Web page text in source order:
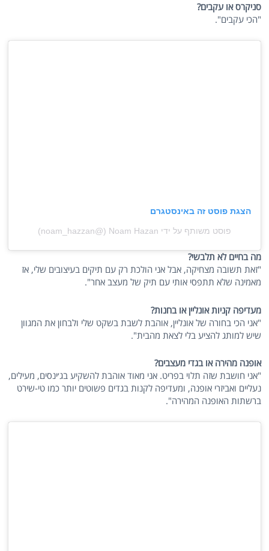
סניקרס או עקבים?
"הכי עקבים".
הצגת פוסט זה באינסטגרם
פוסט משותף על ידי ‏‎Noam Hazan‎‏ (@‏‎noam_hazzan‎‏)
מה בחיים לא תלבשי?
"זאת תשובה מצחיקה, אבל אני הולכת רק עם תיקים בעיצובים שלי, אז
מאמינה שלא תתפסי אותי עם תיק של מעצב אחר".
מעדיפה קניות אונליין או בחנות?
"אני הכי בחורה של אונליין, אוהבת לשבת בשקט שלי ולבחון את המגוון
שיש למותג להציע בלי לצאת מהבית".
אופנה מהירה או בגדי מעצבים?
"אני חושבת שזה תלוי בפריט. אני מאוד אוהבת להשקיע בג׳ינסים, מעילים,
נעליים ואביזרי אופנה, ומעדיפה לקנות בגדים פשוטים יותר כמו טי-שירט
ברשתות האופנה המהירה".